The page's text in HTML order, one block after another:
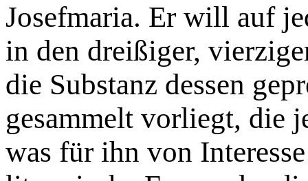
Josefmaria. Er will auf
in den dreißiger,
die Substanz dessen
gesammelt vorliegt, die
was für ihn von